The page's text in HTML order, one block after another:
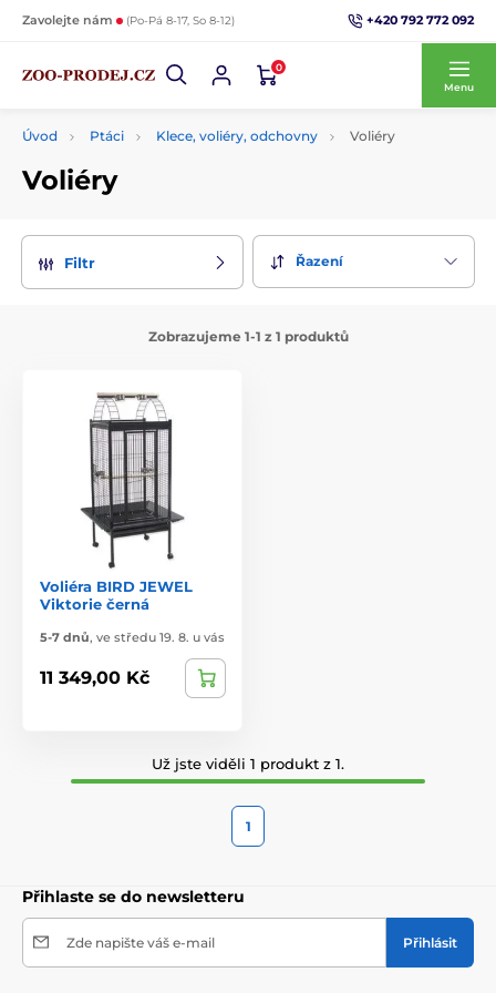
Zavolejte nám (Po-Pá 8-17, So 8-12) +420 792 772 092
0
Menu
Úvod Ptáci Klece, voliéry, odchovny Voliéry
Voliéry
Filtr Řazení
Zobrazujeme 1-1 z 1 produktů
Voliéra BIRD JEWEL
Viktorie černá
5-7 dnů, ve středu 19. 8. u vás
11 349,00 Kč
Už jste viděli 1 produkt z 1.
1
Přihlaste se do newsletteru
Zde napište váš e-mail Přihlásit